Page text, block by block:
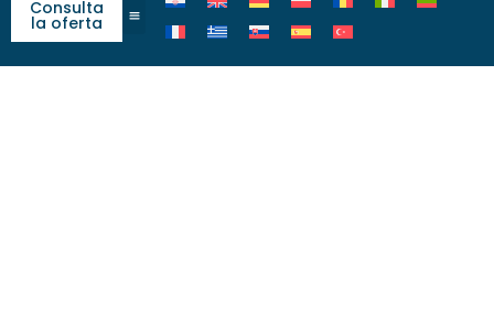
Consulta
la oferta